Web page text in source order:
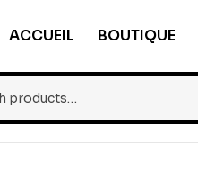
ACCUEIL BOUTIQUE